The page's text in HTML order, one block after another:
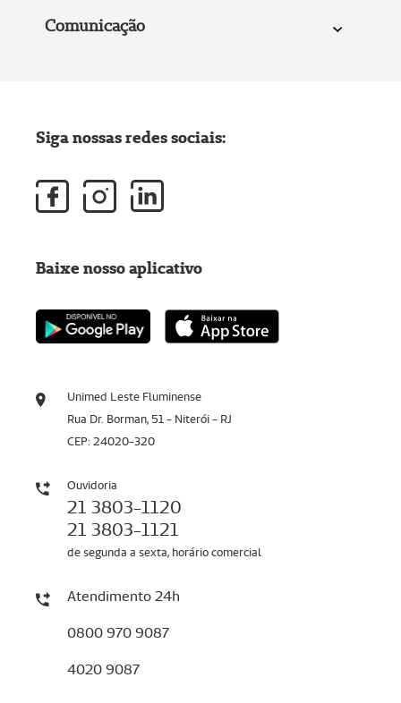
Comunicação
Unimed Leste Fluminense
Rua Dr. Borman, 51 - Niterói - RJ
CEP: 24020-320
Ouvidoria
21 3803-1120
21 3803-1121
de segunda a sexta, horário comercial
Atendimento 24h
0800 970 9087
4020 9087
Siga nossas redes sociais:
Baixe nosso aplicativo